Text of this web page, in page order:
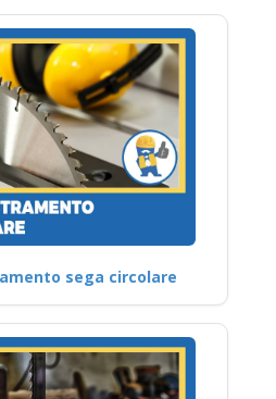
sega circolare